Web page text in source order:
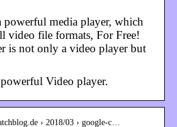
powerful media player, which
video file formats, For Free!
is not only a video player but
Video player.
› 2018/03 › google-c…